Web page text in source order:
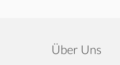
Über Uns